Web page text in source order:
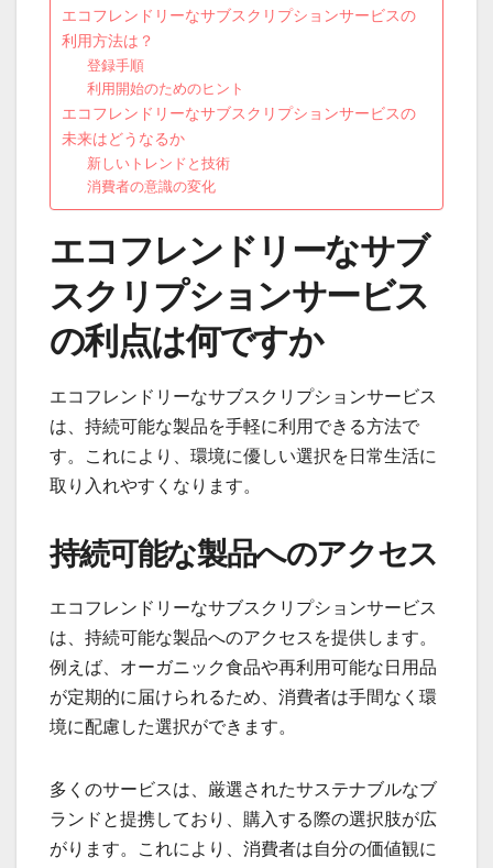
エコフレンドリーなサブスクリプションサービスの
利用方法は？
登録手順
利用開始のためのヒント
エコフレンドリーなサブスクリプションサービスの
未来はどうなるか
新しいトレンドと技術
消費者の意識の変化
エコフレンドリーなサブ
スクリプションサービス
の利点は何ですか
エコフレンドリーなサブスクリプションサービス
は、持続可能な製品を手軽に利用できる方法で
す。これにより、環境に優しい選択を日常生活に
取り入れやすくなります。
持続可能な製品へのアクセス
エコフレンドリーなサブスクリプションサービス
は、持続可能な製品へのアクセスを提供します。
例えば、オーガニック食品や再利用可能な日用品
が定期的に届けられるため、消費者は手間なく環
境に配慮した選択ができます。
多くのサービスは、厳選されたサステナブルなブ
ランドと提携しており、購入する際の選択肢が広
がります。これにより、消費者は自分の価値観に